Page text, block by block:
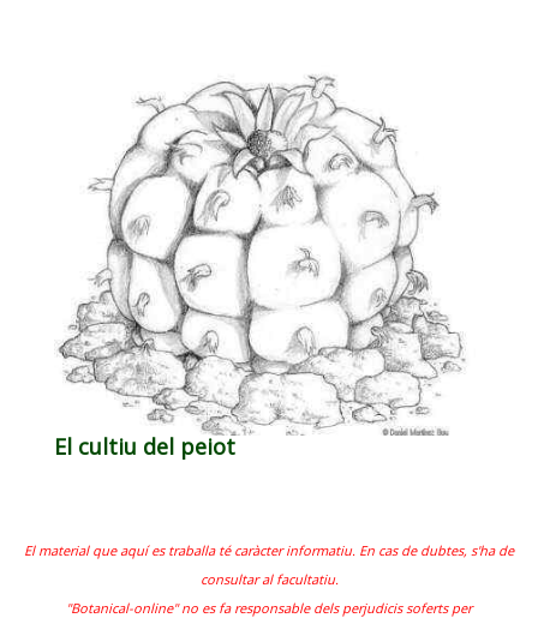
El cultiu del peiot
El material que aquí es traballa té caràcter informatiu. En cas de dubtes, s'ha de
consultar al facultatiu.
"Botanical-online" no es fa responsable dels perjudicis soferts per